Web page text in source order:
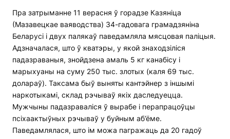
Пра затрыманне 11 верасня ў горадзе Казяніца
(Мазавецкае ваяводства) 34-гадовага грамадзяніна
Беларусі і двух палякаў паведамляла мясцовая паліцыя.
Адзначалася, што ў кватэры, у якой знаходзіліся
падазраваныя, знойдзена амаль 5 кг канабісу і
марыхуаны на суму 250 тыс. злотых (каля 69 тыс.
долараў). Таксама быў выняты кантэйнер з іншымі
наркотыкамі, склад рэчываў якіх даследуецца.
Мужчыны падазраваліся ў вырабе і перапрацоўцы
псіхаактыўных рэчываў у буйным аб’ёме.
Паведамлялася, што ім можа пагражаць да 20 гадоў